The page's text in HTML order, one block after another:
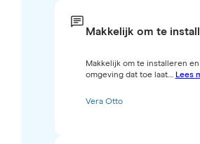
Makkelijk om te
Makkelijk om te installeren
omgeving dat toe laat.... Lees
Vera Otto